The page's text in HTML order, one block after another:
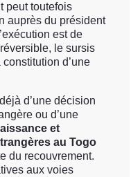
peut toutefois
auprès du président
est de
le sursis
d’une
d’une décision
ou d’une
et
au Togo
du recouvrement.
aux voies